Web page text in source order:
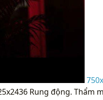
Rung động. Thẩm